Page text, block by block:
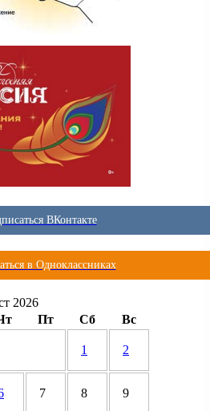
ВКонтакте
в Одноклассниках
2026
Пт Сб Вс
1 2
7 8 9